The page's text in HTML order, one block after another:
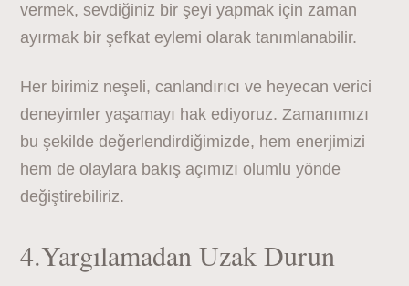
vermek, sevdiğiniz bir şeyi yapmak için zaman
ayırmak bir şefkat eylemi olarak tanımlanabilir.
Her birimiz neşeli, canlandırıcı ve heyecan verici
deneyimler yaşamayı hak ediyoruz. Zamanımızı
bu şekilde değerlendirdiğimizde, hem enerjimizi
hem de olaylara bakış açımızı olumlu yönde
değiştirebiliriz.
4.Yargılamadan Uzak Durun